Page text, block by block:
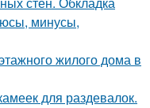
минусы,
жилого дома в
для раздевалок.